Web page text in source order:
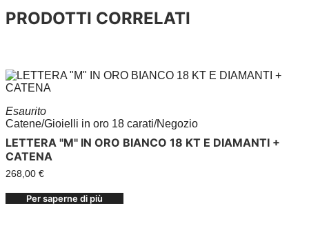
PRODOTTI CORRELATI
Esaurito
Catene/Gioielli in oro 18 carati/Negozio
LETTERA "M" IN ORO BIANCO 18 KT E DIAMANTI +
CATENA
268,00 €
Per saperne di più